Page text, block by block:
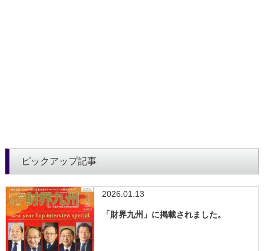
ピックアップ記事
2026.01.13
「財界九州」に掲載されました。